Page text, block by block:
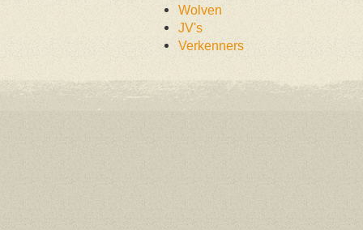
Wolven
JV's
Verkenners